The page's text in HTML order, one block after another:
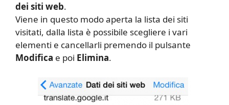
dei siti web.
Viene in questo modo aperta la lista dei siti
visitati, dalla lista è possibile scegliere i vari
elementi e cancellarli premendo il pulsante
Modifica e poi Elimina.